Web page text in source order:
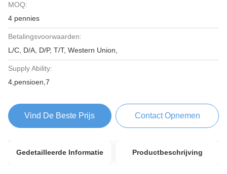
MOQ:
4 pennies
Betalingsvoorwaarden:
L/C, D/A, D/P, T/T, Western Union,
Supply Ability:
4,pensioen,7
Vind De Beste Prijs Contact Opnemen
Gedetailleerde Informatie Productbeschrijving